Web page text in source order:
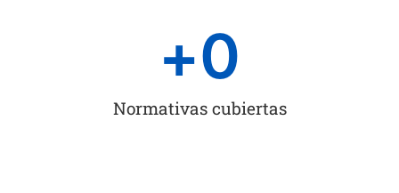
Normativas cubiertas
+0